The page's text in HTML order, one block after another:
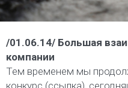
/01.06.14/ Большая
компании
Тем временем мы
конкурс (ссылка),